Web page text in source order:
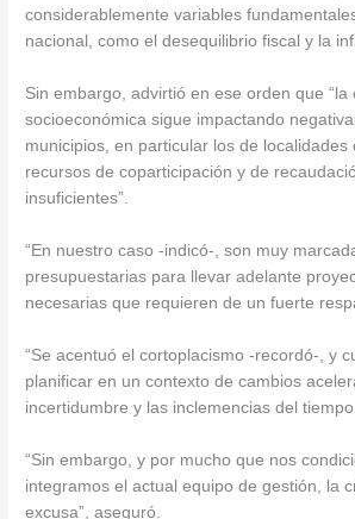
considerablemente variables
nacional, como el desequilibrio fiscal y la
Sin embargo, advirtió en ese orden que “la
socioeconómica sigue impactando
municipios, en particular los de localidades
recursos de coparticipación y de
insuficientes”.
“En nuestro caso -indicó-, son muy
presupuestarias para llevar adelante
necesarias que requieren de un fuerte
“Se acentuó el cortoplacismo -recordó-, y
planificar en un contexto de cambios
incertidumbre y las inclemencias del tiempo.
“Sin embargo, y por mucho que nos
integramos el actual equipo de gestión, la
excusa”, aseguró.